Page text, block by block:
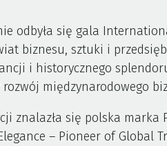
odbyła się gala
biznesu, sztuki i
i historycznego
międzynarodowego
znalazła się polska marka
– Pioneer of Global